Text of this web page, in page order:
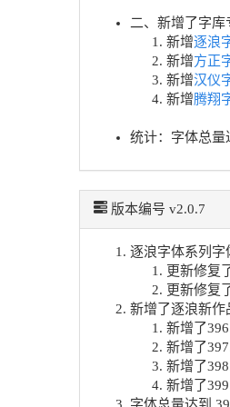
二、新增了字库
新增逐浪
新增方正
新增汉仪
新增腾翔
统计：字体总量
版本编号 v2.0.7
逐浪字体系列字
更新修复
更新修复
新增了逐浪新作
新增了
新增了
新增了
新增了